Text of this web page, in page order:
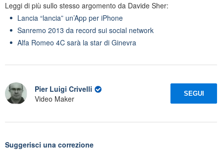
Leggi di più sullo stesso argomento da Davide Sher:
Lancia “lancia” un’App per iPhone
Sanremo 2013 da record sui social network
Alfa Romeo 4C sarà la star di Ginevra
Pier Luigi Crivelli
Video Maker
SEGUI
Suggerisci una correzione